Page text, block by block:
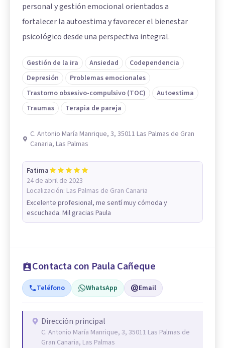
personal y gestión emocional orientados a
fortalecer la autoestima y favorecer el bienestar
psicológico desde una perspectiva integral.
Gestión de la ira Ansiedad
Codependencia
Depresión
Problemas emocionales
Trastorno obsesivo-compulsivo (TOC)
Autoestima
Traumas
Terapia de pareja
C. Antonio María Manrique, 3, 35011 Las Palmas de Gran
Canaria, Las Palmas
Fatima
24 de abril de 2023
Localización: Las Palmas de Gran Canaria
Excelente profesional, me sentí muy cómoda y
escuchada. Mil gracias Paula
Contacta con Paula Cañeque
Teléfono WhatsApp Email
Dirección principal
C. Antonio María Manrique, 3, 35011 Las Palmas de
Gran Canaria, Las Palmas